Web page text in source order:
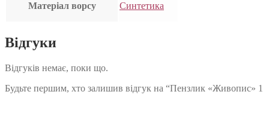
Матеріал ворсу Синтетика
Відгуки
Відгуків немає, поки що.
Будьте першим, хто залишив відгук на “Пензлик «Живопис»